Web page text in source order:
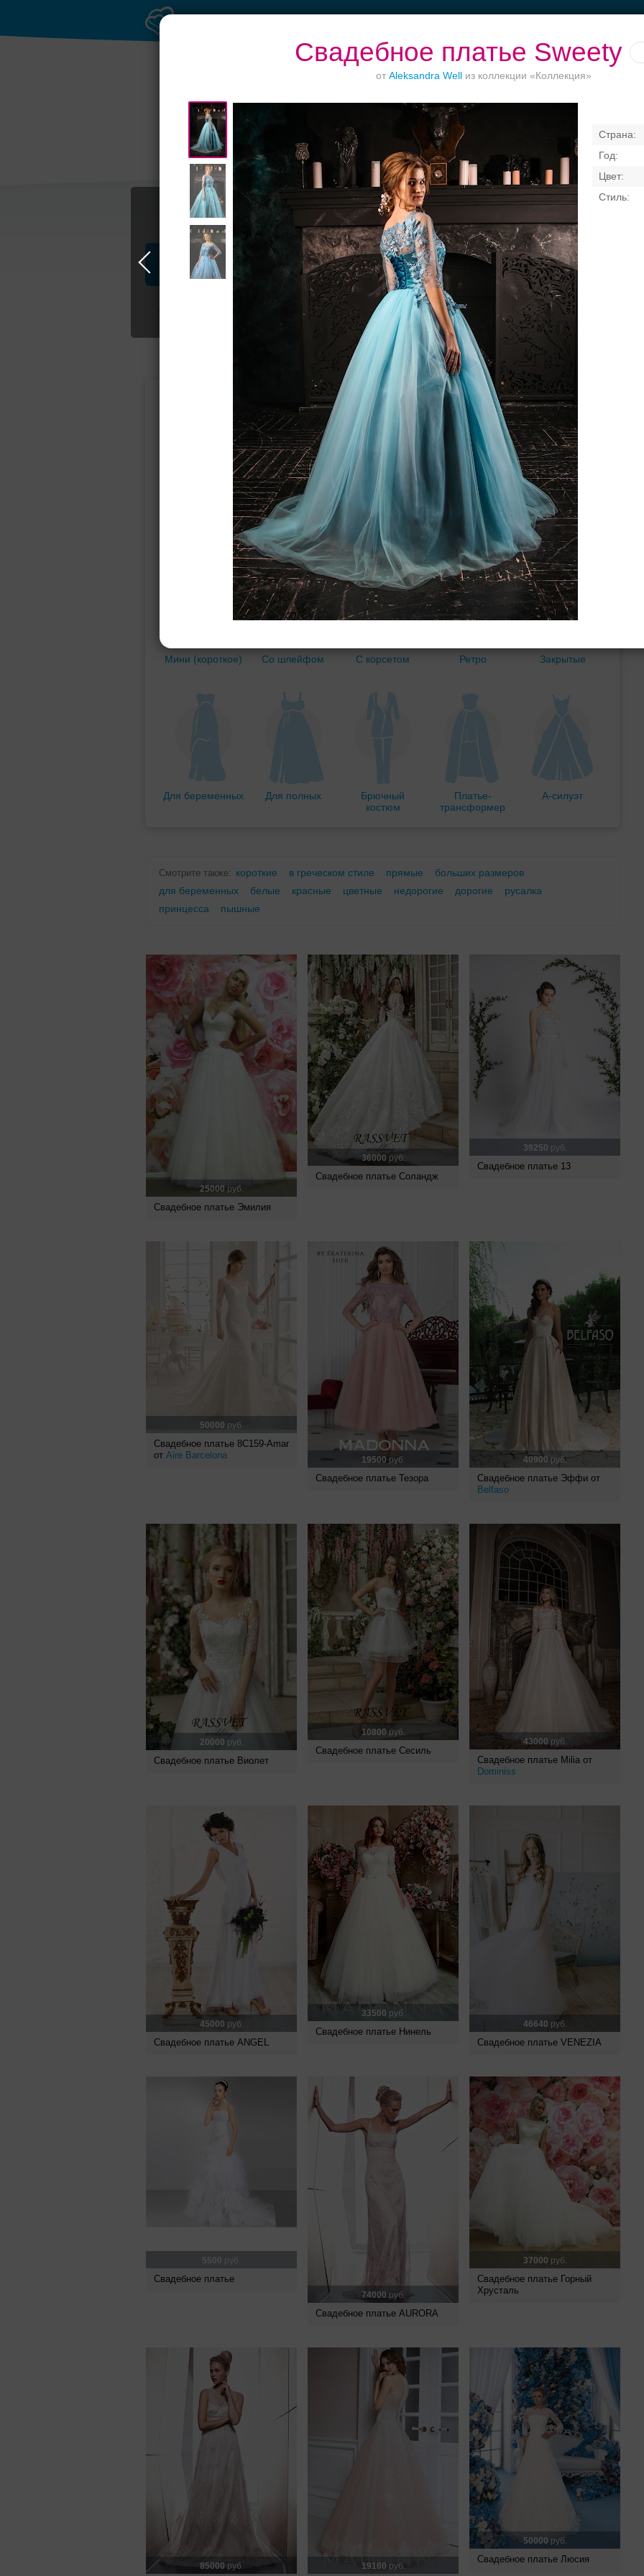
Свадебное платье Sweety
от Aleksandra Well из коллекции «Коллекция»
Торжества за
образ
Профессионалы и услуги Свадебные платья Банкет Транспорт
Свадебные платья
Подбор свадебного платья
По стилю
Прямое Русалка Принцесса Бальное
Мини (короткое) Со шлейфом С корсетом Ретро Закрытые
Для беременных Для полных
Брючный
костюм
Платье-
трансформер
А-силуэт
Смотрите также: короткие в греческом стиле прямые
больших размеров
для беременных
белые красные цветные недорогие дорогие
русалка
принцесса
пышные
25000 руб.
Свадебное платье Эмилия
36000 руб.
Свадебное платье Соландж
39250 руб.
Свадебное платье 13
50000 руб.
Свадебное платье 8C159-Amar
от Aire Barcelona 19500 руб.
Свадебное платье Тезора
40900руб.
Свадебное платье Эффи от
Belfaso
20000 руб.
Свадебное платье Виолет
10800 руб.
Свадебное платье Сесиль
43000 руб.
Свадебное платье Milia от
Dominiss
45000 руб.
Свадебное платье ANGEL
33500 руб.
Свадебное платье Нинель
46640 руб.
Свадебное платье VENEZIA
5500 руб.
Свадебное платье
74000 руб.
Свадебное платье AURORA
37000 руб.
Свадебное платье Горный
Хрусталь
85000 руб. 19160 руб.
50000 руб.
Свадебное платье Люсия